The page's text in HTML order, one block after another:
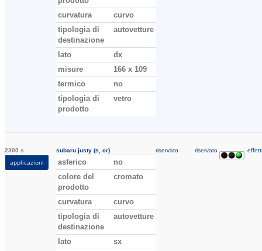
curvatura
curvo
tipologia di
destinazione
autovetture
lato
dx
misure
166 x 109
termico
no
tipologia di
prodotto
vetro
2300 s
applicazioni
subaru justy (s, cr)
asferico
no
colore del
prodotto
cromato
curvatura
curvo
tipologia di
destinazione
autovetture
lato
sx
riservato riservato